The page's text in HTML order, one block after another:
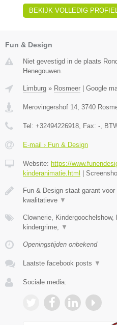
BEKIJK VOLLEDIG PROFIEL
Fun & Design
Niet gevestigd in de plaats
Henegouwen.
Limburg » Rosmeer | Google
Merovingershof 14 3740
Tel: +32494226918 , Fax: - ,
E-mail › Fun & Design
Website: https://
kinderanimatie.html |
Fun & Design staat garant
kwalitatieve ▼
Clownerie, Kindergoochelshow,
kindergrime,
▼
Openingstijden onbekend
Laatste facebook posts ▼
Sociale media: